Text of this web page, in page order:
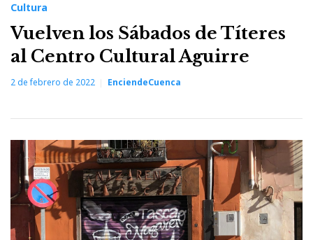
Cultura
Vuelven los Sábados de Títeres
al Centro Cultural Aguirre
2 de febrero de 2022 EnciendeCuenca